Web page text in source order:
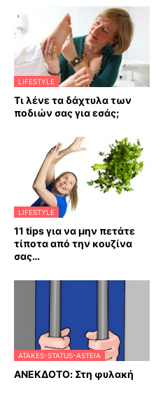
LIFESTYLE
Τι λένε τα δάχτυλα των
ποδιών σας για εσάς;
LIFESTYLE
11 tips για να μην πετάτε
τίποτα από την κουζίνα
σας…
ATAKES-STATUS-ASTEIA
ΑΝΕΚΔΟΤΟ: Στη φυλακή